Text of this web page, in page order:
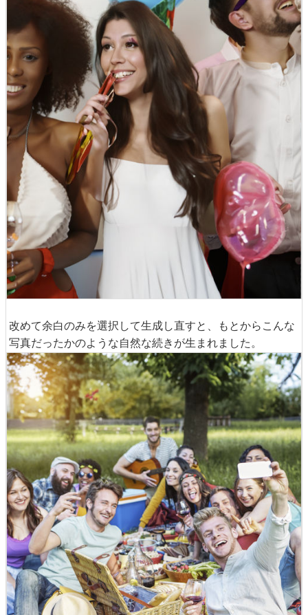
改めて余白のみを選択して生成し直すと、もとからこんな
写真だったかのような自然な続きが生まれました。